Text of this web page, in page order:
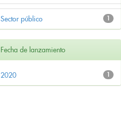
1
Sector público
Fecha de lanzamiento
1
2020